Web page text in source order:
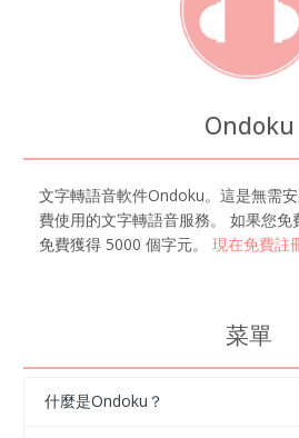
Ondoku
文字轉語音軟件Ondoku。這是無需
費使用的文字轉語音服務。 如果您
免費獲得 5000 個字元。 現在免費註
菜單
什麼是Ondoku？